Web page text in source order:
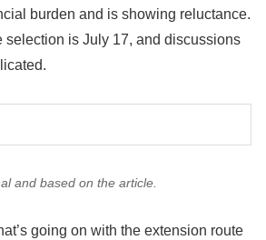
burden and is showing reluctance.
selection is July 17, and discussions
and based on the article.
going on with the extension route